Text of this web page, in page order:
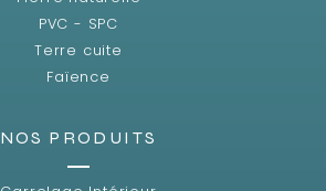
PVC - SPC
Terre cuite
Faïence
NOS PRODUITS